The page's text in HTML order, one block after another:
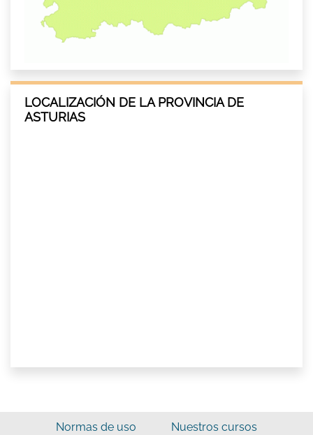
LOCALIZACIÓN DE LA PROVINCIA DE
ASTURIAS
Normas de uso Nuestros cursos